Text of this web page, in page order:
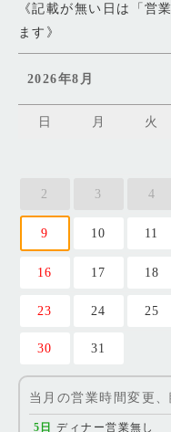
《記載が無い日は「営
ます》
2026年8月
日 月 火
2 3 4
9 10 11
16 17 18
23 24 25
30 31
当月の営業時間変更
5日 ディナー営業無し